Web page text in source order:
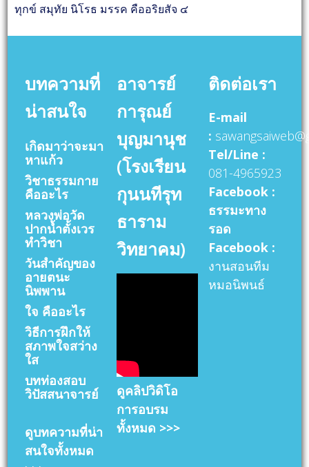
ทุกข์ สมุทัย นิโรธ มรรค คืออริยสัจ ๔
บทความที่
น่าสนใจ
เกิดมาว่าจะมา
หาแก้ว
วิชาธรรมกาย
คืออะไร
หลวงพ่อวัด
ปากน้ำตั้งเวร
ทำวิชา
วันสำคัญของ
อายตนะ
นิพพาน
ใจ คืออะไร
วิธีการฝึกให้
สภาพใจสว่าง
ใส
บทท่องสอบ
วิปัสสนาจารย์
ดูบทความที่น่า
สนใจทั้งหมด
อาจารย์
การุณย์
บุญมานุช
(โรงเรียน
กุนนทีรุท
ธาราม
วิทยาคม)
ดูคลิปวิดิโอ
การอบรม
ทั้งหมด >>>
ติดต่อเรา
E-mail
:
Tel/Line :
081-4965923
Facebook :
ธรรมะทาง
รอด
Facebook :
งานสอนทีม
หมอนิพนธ์